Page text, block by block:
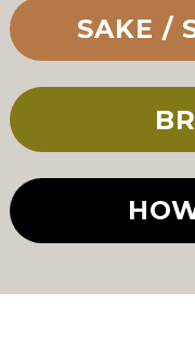
SAKE /